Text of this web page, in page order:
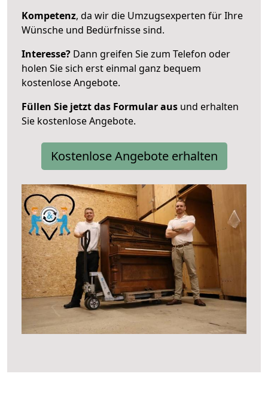
Kompetenz, da wir die Umzugsexperten für Ihre
Wünsche und Bedürfnisse sind.
Interesse? Dann greifen Sie zum Telefon oder
holen Sie sich erst einmal ganz bequem
kostenlose Angebote.
Füllen Sie jetzt das Formular aus und erhalten
Sie kostenlose Angebote.
Kostenlose Angebote erhalten